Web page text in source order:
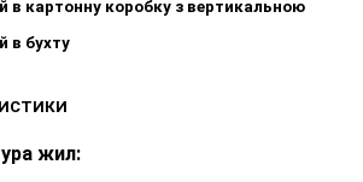
жил: